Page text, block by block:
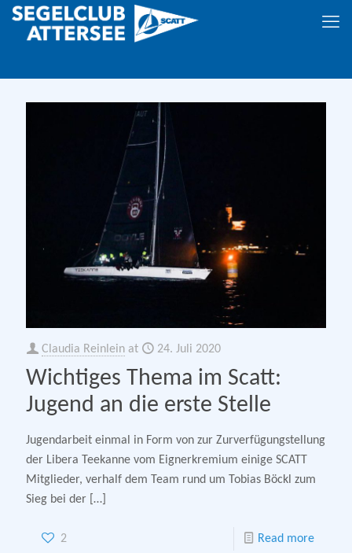
Claudia Reinlein at 24. Juli 2020
Wichtiges Thema im Scatt:
Jugend an die erste Stelle
Jugendarbeit einmal in Form von zur Zurverfügungstellung
der Libera Teekanne vom Eignerkremium einige SCATT
Mitglieder, verhalf dem Team rund um Tobias Böckl zum
Sieg bei der […]
2 Read more